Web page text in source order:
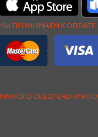
ПРИНИМАЕМ К ОПЛАТЕ
ОБЕСПЕЧЕНИЯ